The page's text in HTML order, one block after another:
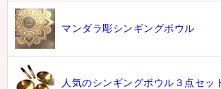
マンダラ彫シンギングボウル
人気のシンギングボウル３点セッ